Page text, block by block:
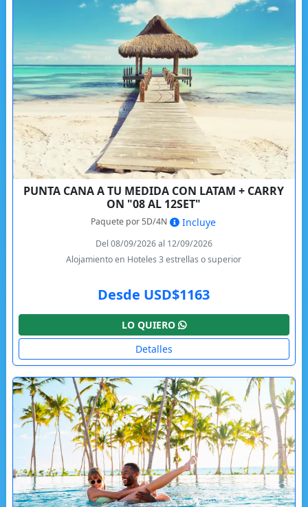
PUNTA CANA A TU MEDIDA CON LATAM + CARRY
ON "08 AL 12SET"
Paquete por 5D/4N Incluye
Del 08/09/2026 al 12/09/2026
Alojamiento en Hoteles 3 estrellas o superior
Desde USD$1163
LO QUIERO
Detalles